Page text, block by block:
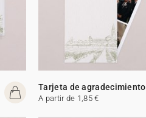
Tarjeta de agradecimiento
A partir de 1,85 €